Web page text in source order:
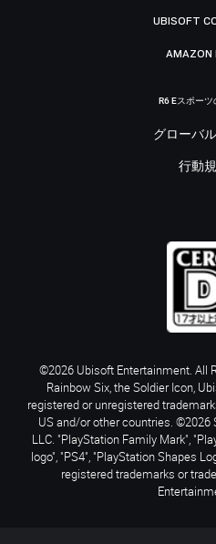
UBISOFT
AMAZON
R6 Eスポー
グローバ
行動
©2026 Ubisoft Entertainment. All
Rainbow Six, the Soldier Icon,
registered or unregistered
US and/or other countries. ©2026
LLC. "PlayStation Family Mark",
logo", "PS4", "PlayStation Shapes
registered trademarks or